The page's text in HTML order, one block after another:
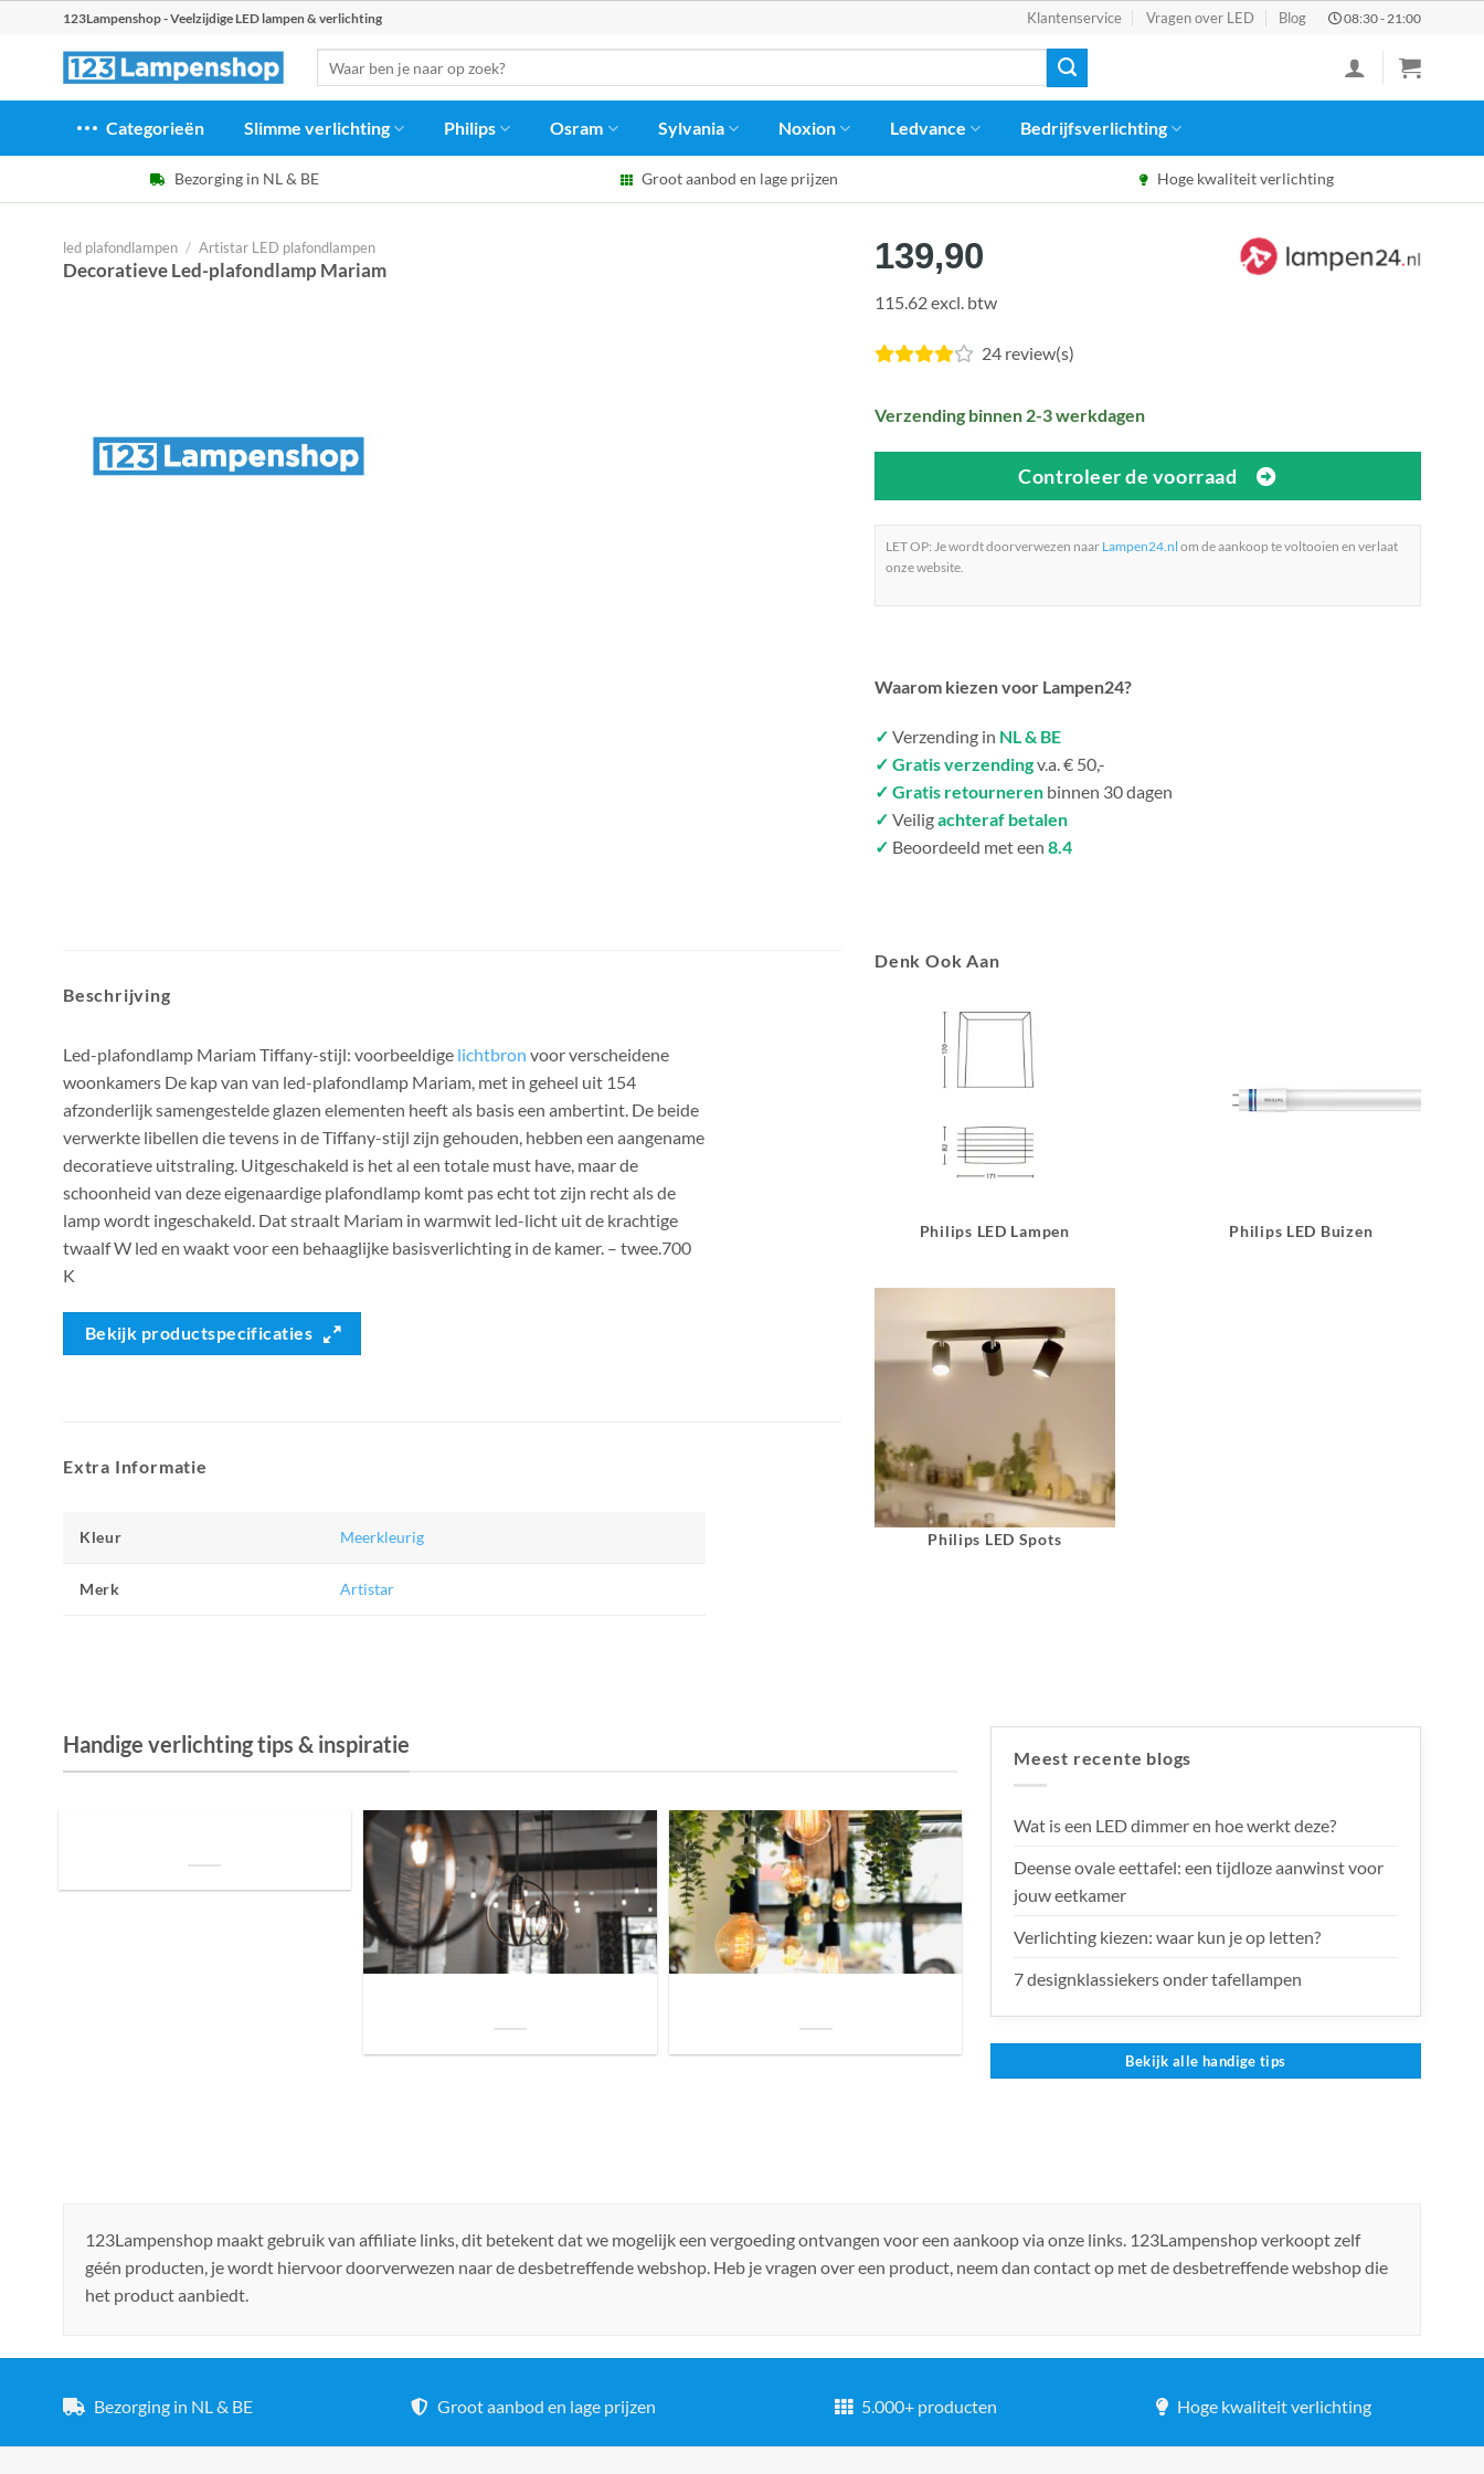
123Lampenshop - Veelzijdige LED lampen & verlichting Klantenservice Vragen over LED Blog 08:30 - 21:00
naar:
Categorieën Slimme verlichting Philips Osram Sylvania Noxion Ledvance Bedrijfsverlichting
Bezorging in NL & BE Groot aanbod en lage prijzen Hoge kwaliteit verlichting
led plafondlampen / Artistar LED plafondlampen
Decoratieve Led-plafondlamp Mariam 139,90
115.62 excl. btw
24 review(s)
Verzending binnen 2-3 werkdagen
Controleer de voorraad
LET OP: Je wordt doorverwezen naar Lampen24.nl om de aankoop te voltooien en verlaat
onze website.
Waarom kiezen voor Lampen24?
✓ Verzending in NL & BE
✓ Gratis verzendingv.a. € 50,-
✓ Gratis retourneren binnen 30 dagen
✓ Veiligachteraf betalen
✓ Beoordeeld met een 8.4
Beschrijving
Led-plafondlamp Mariam Tiffany-stijl: voorbeeldige lichtbron voor verscheidene
woonkamers De kap van van led-plafondlamp Mariam, met in geheel uit 154
afzonderlijk samengestelde glazen elementen heeft als basis een ambertint. De beide
verwerkte libellen die tevens in de Tiffany-stijl zijn gehouden, hebben een aangename
decoratieve uitstraling. Uitgeschakeld is het al een totale must have, maar de
schoonheid van deze eigenaardige plafondlamp komt pas echt tot zijn recht als de
lamp wordt ingeschakeld. Dat straalt Mariam in warmwit led-licht uit de krachtige
twaalf W led en waakt voor een behaaglijke basisverlichting in de kamer. – twee.700
K
Bekijk productspecificaties
Extra Informatie
Kleur Meerkleurig
Merk Artistar
Denk Ook Aan
Philips LED Lampen Philips LED Buizen
Philips LED Spots
Handige verlichting tips & inspiratie
Meest recente blogs
Wat is een LED dimmer en hoe werkt deze?
Deense ovale eettafel: een tijdloze aanwinst voor
jouw eetkamer
Verlichting kiezen: waar kun je op letten?
7 designklassiekers onder tafellampen
Bekijk alle handige tips
123Lampenshop maakt gebruik van affiliate links, dit betekent dat we mogelijk een vergoeding ontvangen voor een aankoop via onze links. 123Lampenshop verkoopt zelf
géén producten, je wordt hiervoor doorverwezen naar de desbetreffende webshop. Heb je vragen over een product, neem dan contact op met de desbetreffende webshop die
het product aanbiedt.
Bezorging in NL & BE Groot aanbod en lage prijzen 5.000+ producten Hoge kwaliteit verlichting